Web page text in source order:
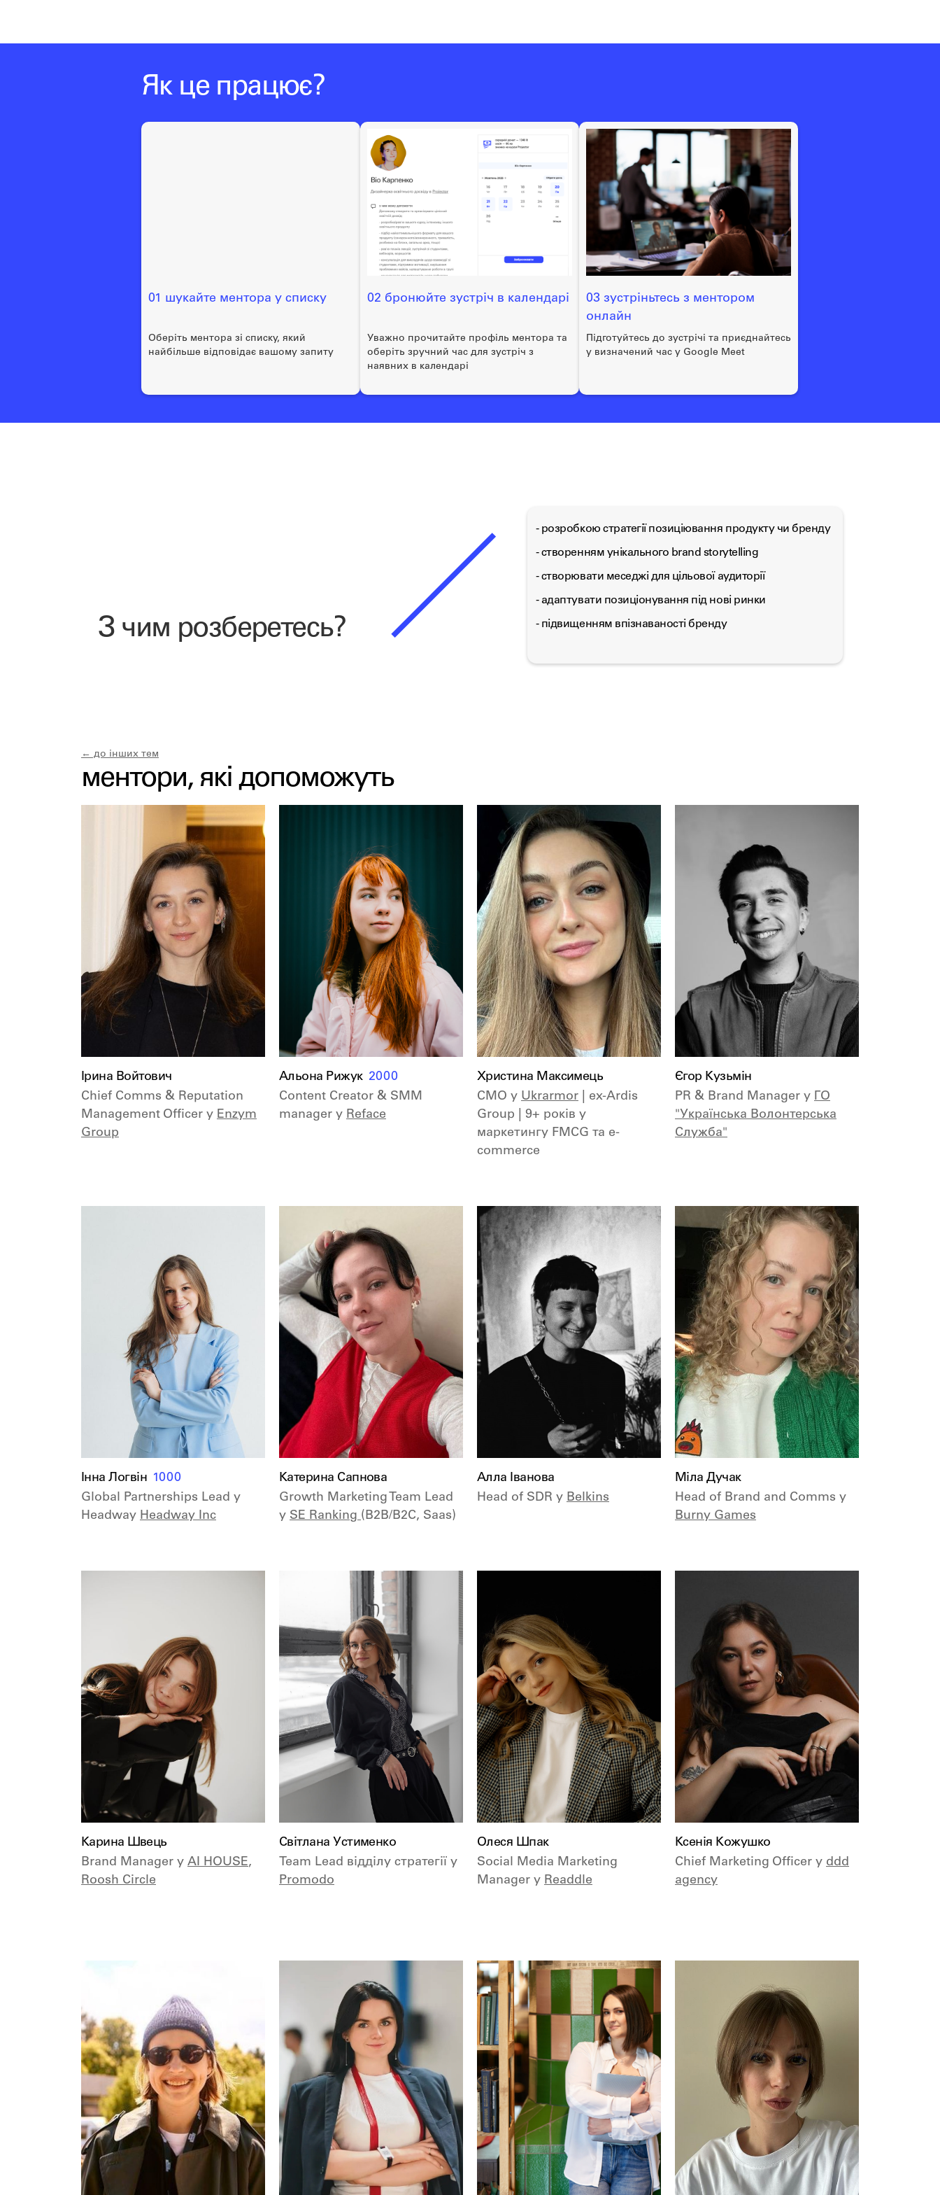
Як це працює?
01 шукайте ментора у списку
Оберіть ментора зі списку, який
найбільше відповідає вашому запиту
02 бронюйте зустріч в календарі
Уважно прочитайте профіль ментора та
оберіть зручний час для зустріч з
наявних в календарі
03 зустріньтесь з ментором
онлайн
Підготуйтесь до зустрічі та приєднайтесь
у визначений час у Google Meet
З чим розберетесь?
- розробкою стратегії позиціювання продукту чи бренду
- створенням унікального brand storytelling
- створювати меседжі для цільової аудиторії
- адаптувати позиціонування під нові ринки
- підвищенням впізнаваності бренду
← до інших тем
ментори, які допоможуть
Ірина Войтович
Chief Comms & Reputation
Management Officer у Enzym
Group
Альона Рижук 2000
Content Creator & SMM
manager у Reface
Христина Максимець
CMO у Ukrarmor | ex-Ardis
Group | 9+ років у
маркетингу FMCG та e-
commerce
Єгор Кузьмін
PR & Brand Manager у ГО
"Українська Волонтерська
Служба"
Інна Логвін 1000
Global Partnerships Lead у
Headway Headway Inc
Катерина Сапнова
Growth Marketing Team Lead
у SE Ranking (B2B/B2C, Saas)
Алла Іванова
Head of SDR у Belkins
Міла Дучак
Head of Brand and Comms у
Burny Games
Карина Швець
Brand Manager у AI HOUSE,
Roosh Circle
Світлана Устименко
Team Lead відділу стратегії у
Promodo
Олеся Шпак
Social Media Marketing
Manager у Readdle
Ксенія Кожушко
Chief Marketing Officer у ddd
agency